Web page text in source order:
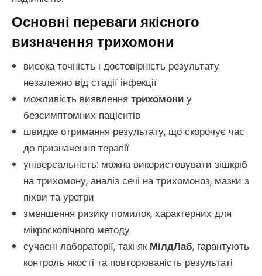
Основні переваги якісного
визначення трихомони
висока точність і достовірність результату
незалежно від стадії інфекції
можливість виявлення трихомони у
безсимптомних пацієнтів
швидке отримання результату, що скорочує час
до призначення терапії
універсальність: можна використовувати зішкріб
на трихомону, аналіз сечі на трихомоноз, мазки з
піхви та уретри
зменшення ризику помилок, характерних для
мікроскопічного методу
сучасні лабораторії, такі як МілдЛаб, гарантують
контроль якості та повторюваність результаті